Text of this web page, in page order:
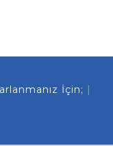
İçin; Sizi A